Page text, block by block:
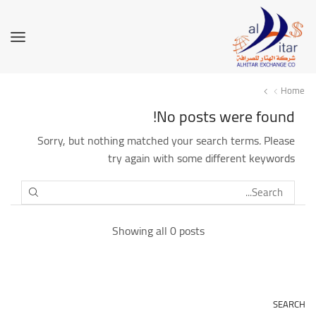
Home
No posts were found!
Sorry, but nothing matched your search terms. Please
try again with some different keywords
SEARCH
Showing all 0 posts
SEARCH